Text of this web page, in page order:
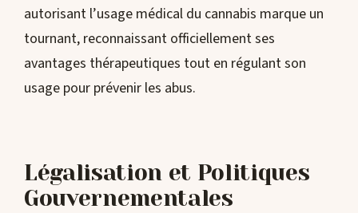
autorisant l’usage médical du cannabis marque un
tournant, reconnaissant officiellement ses
avantages thérapeutiques tout en régulant son
usage pour prévenir les abus.
Légalisation et Politiques
Gouvernementales